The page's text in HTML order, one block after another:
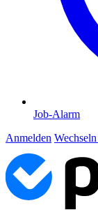
Job-Alarm
Anmelden